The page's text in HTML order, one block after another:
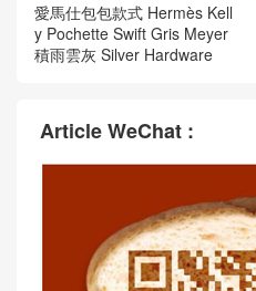
愛馬仕包包款式 Hermès Kell
y Pochette Swift Gris Meyer
積雨雲灰 Silver Hardware
Article WeChat :